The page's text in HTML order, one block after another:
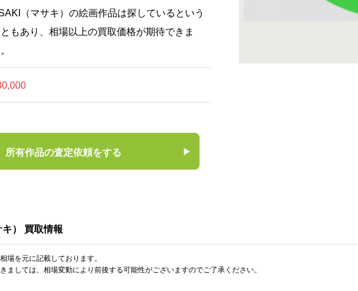
（マサキ）の絵画作品は探しているという
もあり、相場以上の買取価格が期待できま
所有作品の査定依頼をする
） 買取情報
場を元に記載しております。
ましては、相場変動により前後する可能性がございますのでご了承ください。